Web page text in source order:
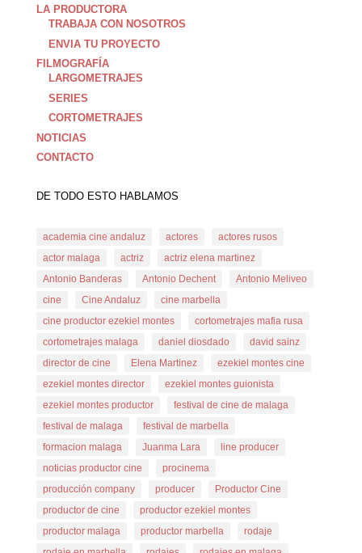
LA PRODUCTORA
TRABAJA CON NOSOTROS
ENVIA TU PROYECTO
FILMOGRAFÍA
LARGOMETRAJES
SERIES
CORTOMETRAJES
NOTICIAS
CONTACTO
DE TODO ESTO HABLAMOS
academia cine andaluz actores
actores rusos
actor malaga
actriz
actriz elena martinez
Antonio Banderas
Antonio Dechent
Antonio Meliveo
cine
Cine Andaluz
cine marbella
cine productor ezekiel montes
cortometrajes mafia rusa
cortometrajes malaga
daniel diosdado
david sainz
director de cine
Elena Martinez
ezekiel montes cine
ezekiel montes director
ezekiel montes guionista
ezekiel montes productor
festival de cine de malaga
festival de malaga
festival de marbella
formacion malaga
Juanma Lara
line producer
noticias productor cine
procinema
producción company
producer
Productor Cine
productor de cine
productor ezekiel montes
productor malaga
productor marbella
rodaje